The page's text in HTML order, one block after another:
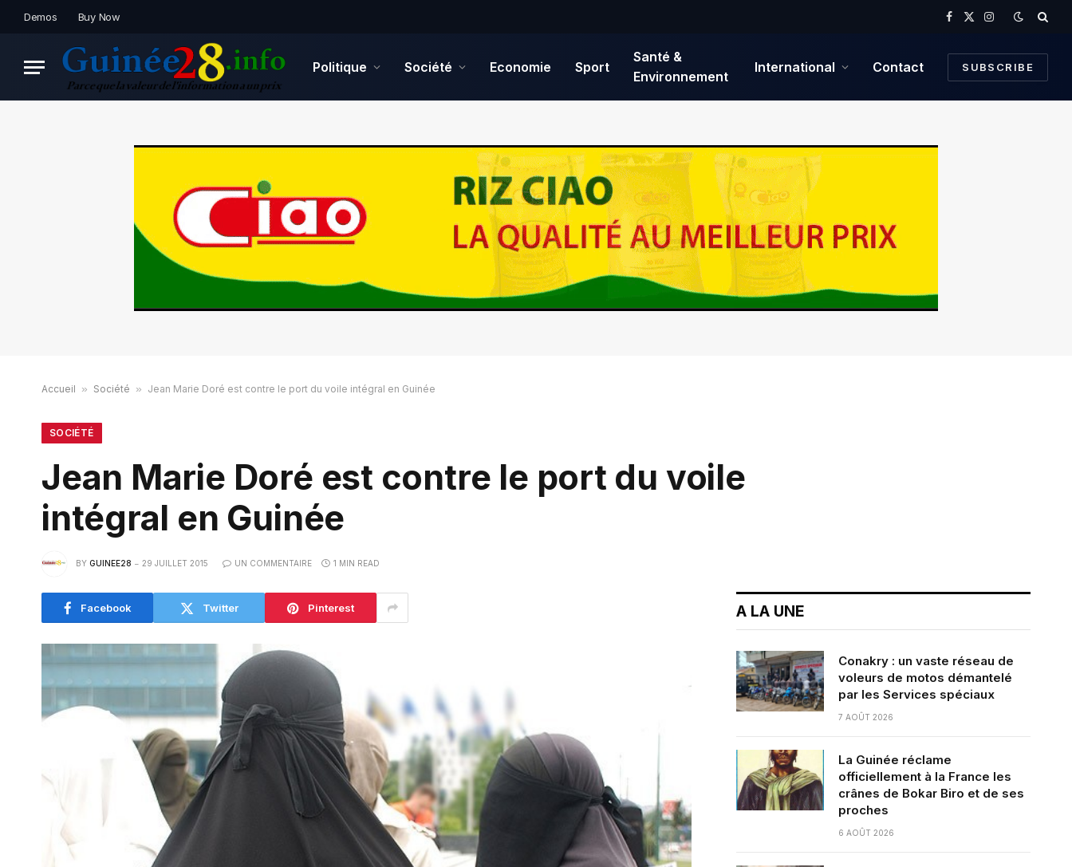
Demos Buy Now
Facebook
X
Instagram
Politique Société Economie Sport
Santé &
Environnement
International Contact SUBSCRIBE
Accueil » Société » Jean Marie Doré est contre le port du voile intégral en Guinée
SOCIÉTÉ
Jean Marie Doré est contre le port du voile
intégral en Guinée
BY GUINEE28 29 JUILLET 2015 UN COMMENTAIRE 1 MIN READ
Facebook Twitter Pinterest A LA UNE
Conakry : un vaste réseau de
voleurs de motos démantelé
par les Services spéciaux
7 AOÛT 2026
La Guinée réclame
officiellement à la France les
crânes de Bokar Biro et de ses
proches
6 AOÛT 2026